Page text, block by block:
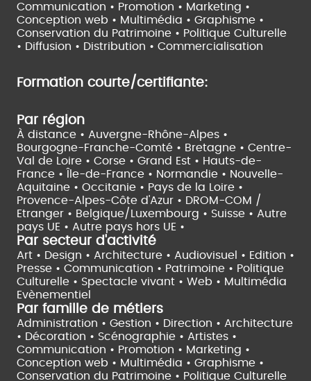
Communication • Promotion • Marketing •
Conception web • Multimédia • Graphisme •
Conservation du Patrimoine • Politique Culturelle
• Diffusion • Distribution • Commercialisation
Formation courte/certifiante:
Par région
À distance • Auvergne-Rhône-Alpes •
Bourgogne-Franche-Comté • Bretagne • Centre-
Val de Loire • Corse • Grand Est • Hauts-de-
France •
Île-de-France • Normandie • Nouvelle-
Aquitaine • Occitanie • Pays de la Loire •
Provence-Alpes-Côte d'Azur • DROM-COM /
Etranger • Belgique/Luxembourg • Suisse • Autre
pays UE • Autre pays hors UE •
Par secteur d'activité
Art • Design • Architecture • Audiovisuel • Edition •
Presse • Communication • Patrimoine • Politique
Culturelle • Spectacle vivant • Web • Multimédia
Evènementiel
Par famille de métiers
Administration • Gestion • Direction • Architecture
• Décoration • Scénographie • Artistes •
Communication • Promotion • Marketing •
Conception web • Multimédia • Graphisme •
Conservation du Patrimoine • Politique Culturelle